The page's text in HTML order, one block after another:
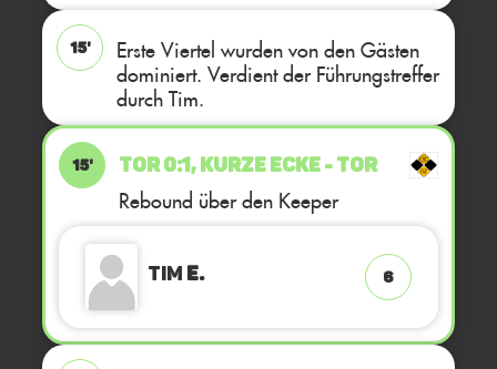
15'
Erste Viertel wurden von den Gästen
dominiert. Verdient der Führungstreffer
durch Tim.
15' TOR 0:1, KURZE ECKE - TOR
Rebound über den Keeper
Tim E. 6